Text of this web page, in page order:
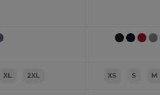
XL 2XL XS S M